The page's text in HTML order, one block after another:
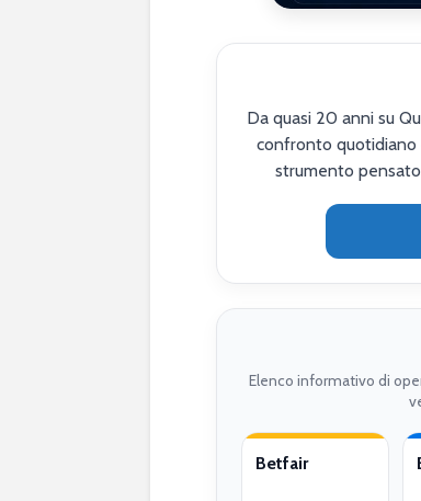
Da quasi 20 anni su
confronto quotidiano
strumento
Elenco informativo di
Betfair